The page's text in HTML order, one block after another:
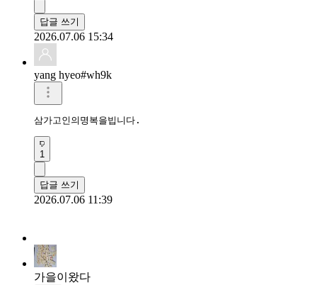
yang hyeo#wh9k
삼가고인의명복을빕니다.
답글 쓰기
2026.07.06 11:39
짱구는 못말려와 지하철 안내방송으로 익숙했던 강희선 성
짱구 엄마 봉미선으로 어린 시절을 채워준 그 친근한 목소리